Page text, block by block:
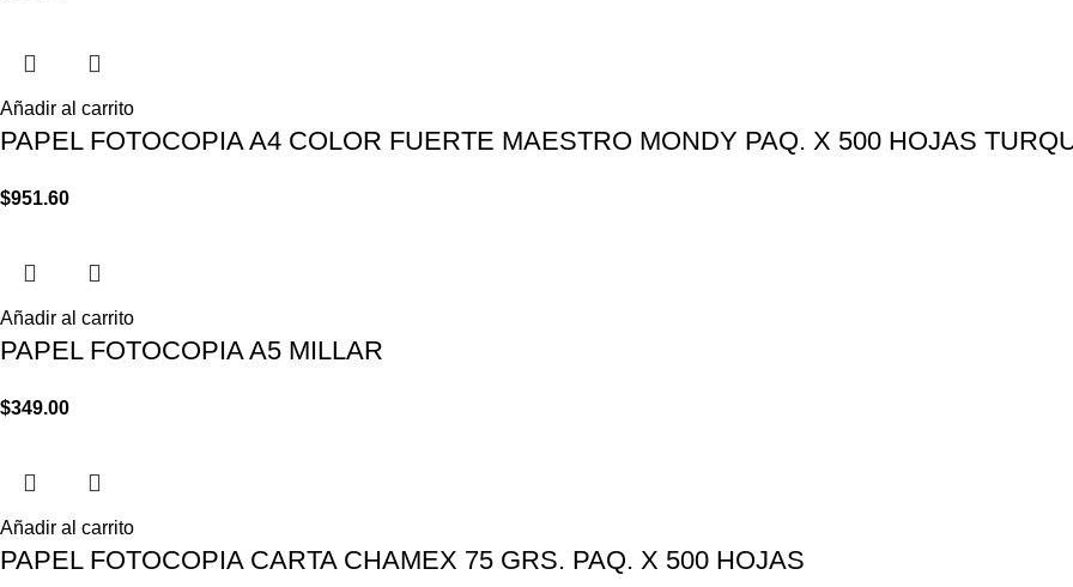
Añadir al carrito
PAPEL FOTOCOPIA A4 COLOR FUERTE MAESTRO MONDY PAQ. X 500 HOJAS
$951.60
Añadir al carrito
PAPEL FOTOCOPIA A5 MILLAR
$349.00
Añadir al carrito
PAPEL FOTOCOPIA CARTA CHAMEX 75 GRS. PAQ. X 500 HOJAS